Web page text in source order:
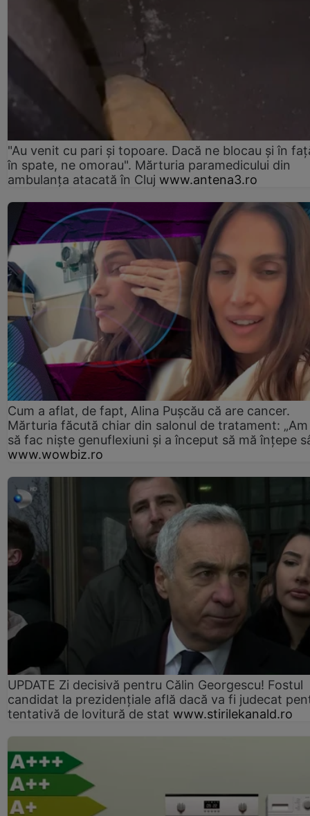
"Au venit cu pari și topoare. Dacă ne blocau şi în
în spate, ne omorau". Mărturia paramedicului din
ambulanţa atacată în Cluj www.antena3.ro
Cum a aflat, de fapt, Alina Pușcău că are cancer.
Mărturia făcută chiar din salonul de tratament:
să fac niște genuflexiuni și a început să mă înțepe
www.wowbiz.ro
UPDATE Zi decisivă pentru Călin Georgescu! Fostul
candidat la prezidențiale află dacă va fi judecat
tentativă de lovitură de stat www.stirilekanald.ro